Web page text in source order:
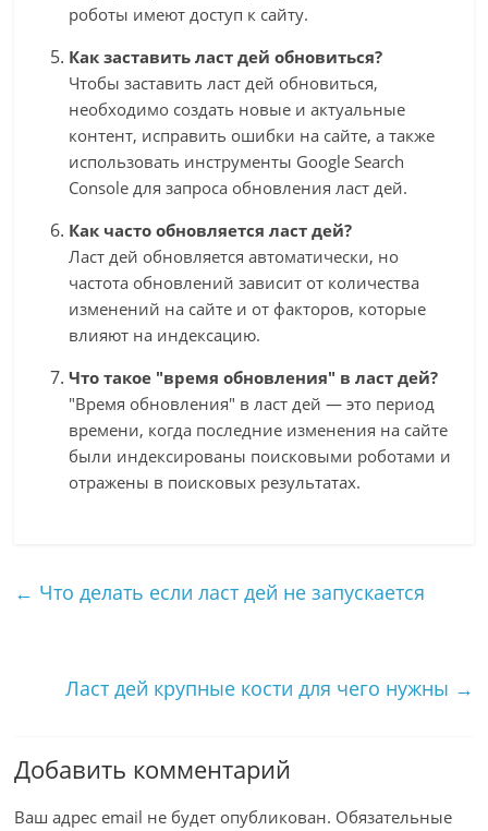
роботы имеют доступ к сайту.
Как заставить ласт дей обновиться?
Чтобы заставить ласт дей обновиться,
необходимо создать новые и актуальные
контент, исправить ошибки на сайте, а также
использовать инструменты Google Search
Console для запроса обновления ласт дей.
Как часто обновляется ласт дей?
Ласт дей обновляется автоматически, но
частота обновлений зависит от количества
изменений на сайте и от факторов, которые
влияют на индексацию.
Что такое "время обновления" в ласт дей?
"Время обновления" в ласт дей — это период
времени, когда последние изменения на сайте
были индексированы поисковыми роботами и
отражены в поисковых результатах.
← Что делать если ласт дей не запускается
Ласт дей крупные кости для чего нужны →
Добавить комментарий
Ваш адрес email не будет опубликован. Обязательные